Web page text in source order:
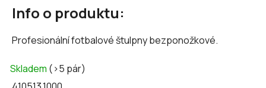
Info o produktu:
Profesionální fotbalové štulpny bezponožkové.
Skladem (>5 pár)